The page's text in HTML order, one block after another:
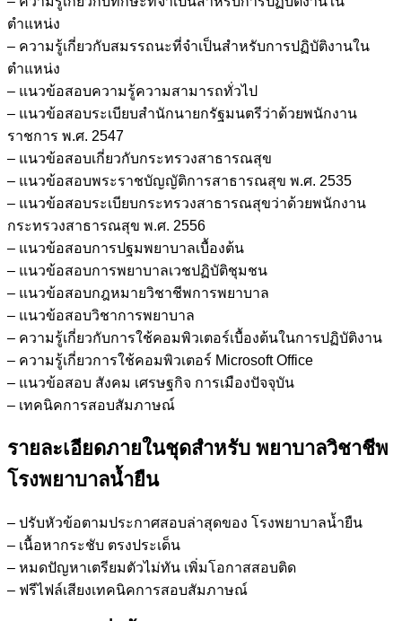
ตำแหน่ง
– ความรู้เกี่ยวกับสมรรถนะที่จำเป็นสำหรับการปฏิบัติงานใน
ตำแหน่ง
– แนวข้อสอบความรู้ความสามารถทั่วไป
– แนวข้อสอบระเบียบสำนักนายกรัฐมนตรีว่าด้วยพนักงาน
ราชการ พ.ศ. 2547
– แนวข้อสอบเกี่ยวกับกระทรวงสาธารณสุข
– แนวข้อสอบพระราชบัญญัติการสาธารณสุข พ.ศ. 2535
– แนวข้อสอบระเบียบกระทรวงสาธารณสุขว่าด้วยพนักงาน
กระทรวงสาธารณสุข พ.ศ. 2556
– แนวข้อสอบการปฐมพยาบาลเบื้องต้น
– แนวข้อสอบการพยาบาลเวชปฏิบัติชุมชน
– แนวข้อสอบกฎหมายวิชาชีพการพยาบาล
– แนวข้อสอบวิชาการพยาบาล
– ความรู้เกี่ยวกับการใช้คอมพิวเตอร์เบื้องต้นในการปฏิบัติงาน
– ความรู้เกี่ยวการใช้คอมพิวเตอร์ Microsoft Office
– แนวข้อสอบ สังคม เศรษฐกิจ การเมืองปัจจุบัน
– เทคนิคการสอบสัมภาษณ์
รายละเอียดภายในชุดสำหรับ พยาบาลวิชาชีพ
โรงพยาบาลน้ำยืน
– ปรับหัวข้อตามประกาศสอบล่าสุดของ โรงพยาบาลน้ำยืน
– เนื้อหากระชับ ตรงประเด็น
– หมดปัญหาเตรียมตัวไม่ทัน เพิ่มโอกาสสอบติด
– ฟรีไฟล์เสียงเทคนิคการสอบสัมภาษณ์